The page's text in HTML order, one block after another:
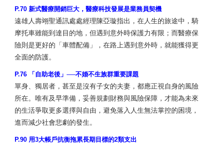
P.70 新式醫療開銷巨大，醫療科技發展是業務員契機
遠雄人壽翊聖通訊處處經理陳亞璇指出，在人生的旅途中，騎
摩托車雖能到達目的地，但遇到意外時保護力有限；而醫療保
險則是更好的「車體配備」，在路上遇到意外時，就能獲得更
全面的防護。
P.76 「自助老後」──不婚不生族群重要課題
單身、獨居者，甚至是沒有子女的夫妻，都應正視自身的風險
所在。唯有及早準備，妥善規劃財務與風險保障，才能為未來
的生活爭取更多選擇與自由，避免落入人生無法掌控的困境，
進而減少社會悲劇的發生。
P.90 用3大帳戶抗衡拖累長期目標的2類支出